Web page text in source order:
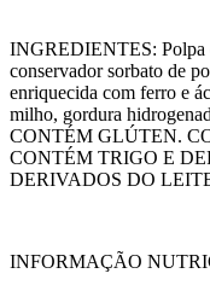
INGREDIENTES: Polpa
conservador sorbato de
enriquecida com ferro e
milho, gordura
CONTÉM GLÚTEN.
CONTÉM TRIGO E
DERIVADOS DO
INFORMAÇÃO